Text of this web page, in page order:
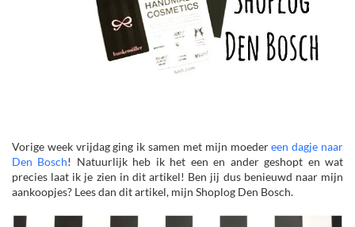
Vorige week vrijdag ging ik samen met mijn moedereen dagje naar
Den Bosch! Natuurlijk heb ik het een en ander geshopt en wat
precies laat ik je zien in dit artikel! Ben jij dus benieuwd naar mijn
aankoopjes? Lees dan dit artikel, mijn Shoplog Den Bosch.